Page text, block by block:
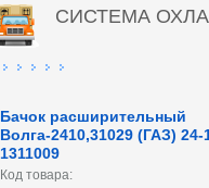
СИСТЕМА
Бачок расширительный
Волга-2410,31029 (ГАЗ) 24-
1311009
Код товара: